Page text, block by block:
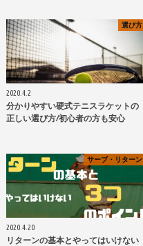
選び方
2020.4.2
分かりやすい硬式テニスラケットの
正しい選び方/初心者の方も安心
サーブ・リターン
2020.4.20
リターンの基本とやってはいけない